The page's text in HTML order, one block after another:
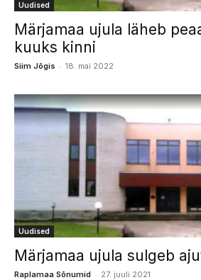
Uudised
Märjamaa ujula läheb
kuuks kinni
Siim Jõgis - 18. mai 2022
Uudised
Märjamaa ujula sulgeb
Raplamaa Sõnumid - 27. juuli 2021